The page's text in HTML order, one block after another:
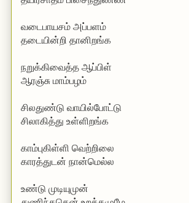
வடைபாயசம் அப்பளம்
தடையின்றி தானிறங்க
நறுக்கிவைத்த ஆப்பிள்
ஆரஞ்சு மாம்பழம்
சிலதுண்டு வாயில்போட்டு
சிலாகித்து உள்ளிறங்க
காம்புகிள்ளி வெற்றிலை
காரத்துடன் நான்மெல்ல
உண்டு முடியுமுன்